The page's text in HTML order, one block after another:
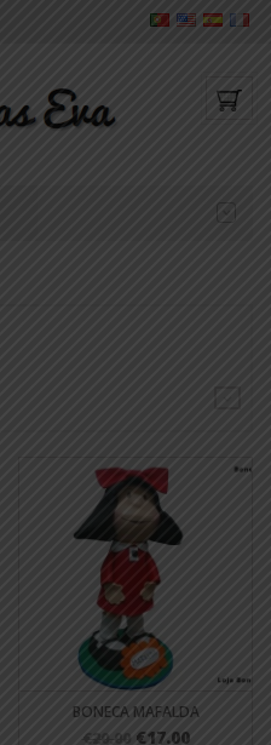
BONECA MAFALDA
€20.00 €17.00